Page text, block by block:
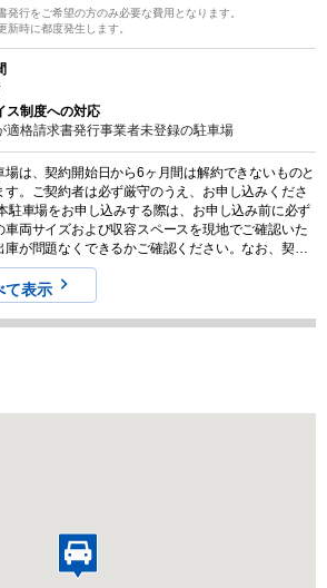
発行をご希望の方のみ必要な費用となります。
新時に都度発生します。
ス制度への対応
適格請求書発行事業者未登録の駐車場
場は、契約開始日から6ヶ月間は解約できないものと
す。ご契約者は必ず厳守のうえ、お申し込みくださ
車両サイズおよび収容スペースを現地でご確認いた
庫が問題なくできるかご確認ください。なお、契約
キャンセルやクレームに対する返金は一切対応しま
認識ください。 ・本駐車場の募集情報と実際
状況が異なる場合がございます。その場合は、現況
せていただきますので気になる方はお申し込みをご
て表示